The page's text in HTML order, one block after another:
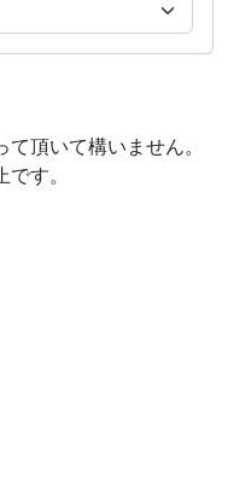
頂いて構いません。
す。